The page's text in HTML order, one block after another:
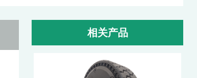
相关产品